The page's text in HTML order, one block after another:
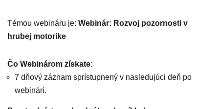
Témou webináru je: Webinár: Rozvoj pozornosti v
hrubej motorike
Čo Webinárom získate:
7 dňový záznam sprístupnený v nasledujúci deň po
webinári.